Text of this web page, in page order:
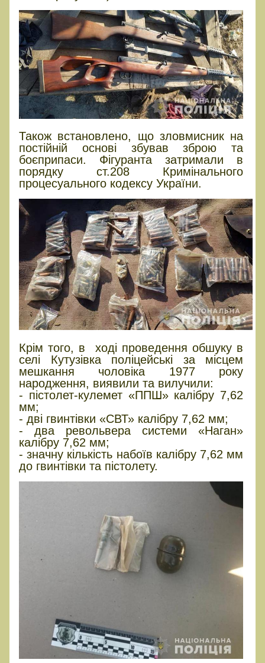
Також встановлено, що зловмисник на
постійній основі збував зброю та
боєприпаси. Фігуранта затримали в
порядку ст.208 Кримінального
процесуального кодексу України.
Крім того, в ході проведення обшуку в
селі Кутузівка поліцейські за місцем
мешкання чоловіка 1977 року
народження, виявили та вилучили:
- пістолет-кулемет «ППШ» калібру 7,62
мм;
- дві гвинтівки «СВТ» калібру 7,62 мм;
- два револьвера системи «Наган»
калібру 7,62 мм;
- значну кількість набоїв калібру 7,62 мм
до гвинтівки та пістолету.